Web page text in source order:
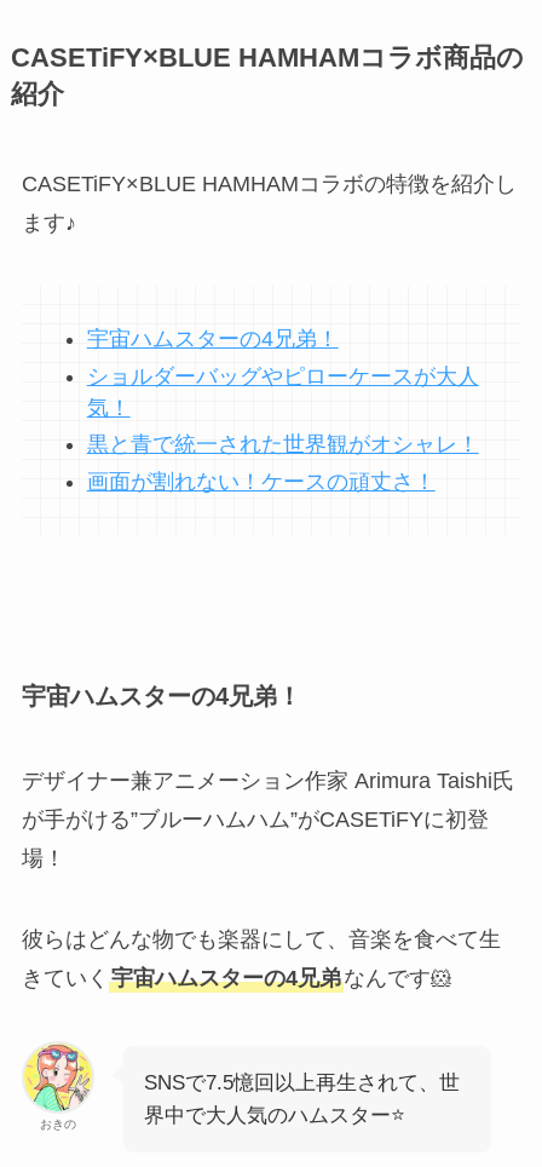
CASETiFY×BLUE HAMHAMコラボ商品の
紹介
CASETiFY×BLUE HAMHAMコラボの特徴を紹介し
ます♪
宇宙ハムスターの4兄弟！
ショルダーバッグやピローケースが大人
気！
黒と青で統一された世界観がオシャレ！
画面が割れない！ケースの頑丈さ！
宇宙ハムスターの4兄弟！
デザイナー兼アニメーション作家 Arimura Taishi氏
が手がける”ブルーハムハム”がCASETiFYに初登
場！
彼らはどんな物でも楽器にして、音楽を食べて生
きていく 宇宙ハムスターの4兄弟なんです🐹
おきの
SNSで7.5憶回以上再生されて、世
界中で大人気のハムスター⭐